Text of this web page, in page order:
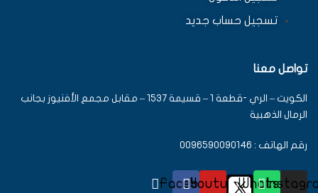
تسجيل حساب جديد
تواصل معنا
الكويت – الري -قطعة 1 – قسيمة 1537 – مقابل مجمع الأفنيوز بجانب
الرمال الذهبية
رقم الهاتف : 0096590090146
Whatsapp
Youtube
Facebook